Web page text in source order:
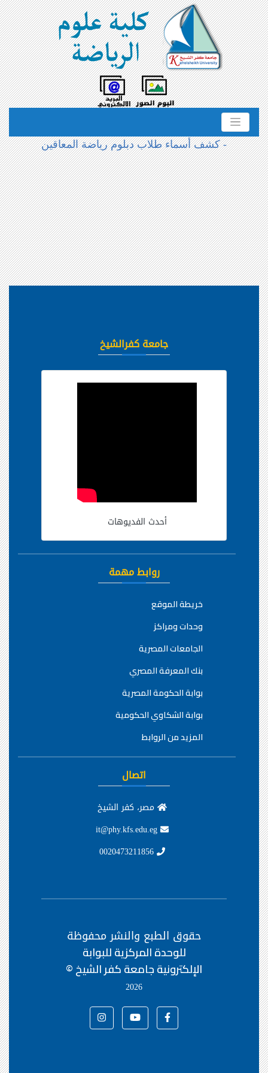
- كشف أسماء طلاب دبلوم رياضة المعاقين
جامعة كفرالشيخ
أحدث الفديوهات
روابط مهمة
خريطة الموقع
وحدات ومراكز
الجامعات المصرية
بنك المعرفة المصري
بوابة الحكومة المصرية
بوابة الشكاوي الحكومية
المزيد من الروابط
اتصال
مصر، كفر الشيخ
حقوق الطبع والنشر محفوظة
للوحدة المركزية للبوابة
الإلكترونية جامعة كفر الشيخ ©
2026